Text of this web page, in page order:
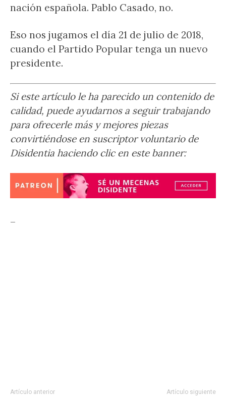
nación española. Pablo Casado, no.
Eso nos jugamos el día 21 de julio de 2018,
cuando el Partido Popular tenga un nuevo
presidente.
Si este artículo le ha parecido un contenido de
calidad, puede ayudarnos a seguir trabajando
para ofrecerle más y mejores piezas
convirtiéndose en suscriptor voluntario de
Disidentia haciendo clic en este banner:
–
Artículo anterior Artículo siguiente